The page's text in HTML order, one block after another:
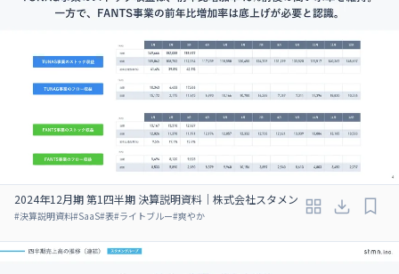
2024年12月期 第1四半期 決算説明資料｜株式会社スタメン
#決算説明資料#SaaS#表#ライトブルー#爽やか